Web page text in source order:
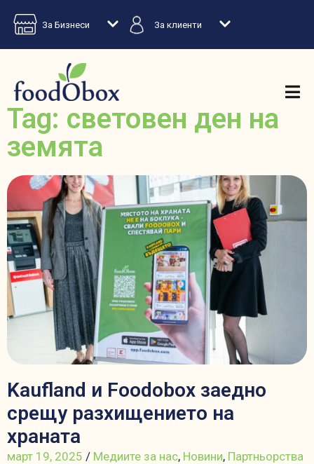
За Бизнеси За клиенти
Tag: световен ден на
земята
Kaufland и Foodobox заедно
срещу разхищението на
храната
март 19, 2025 / Медиите за нас, Новини, Партньорства